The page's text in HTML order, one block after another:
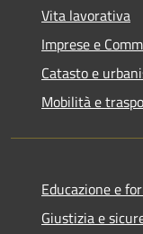
Vita lavorativa
Imprese e
Catasto e
Mobilità e
Educazione e
Giustizia e